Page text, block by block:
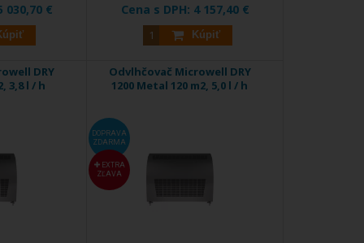
030,70 € Cena s DPH: 4 157,40 €
Kúpiť
DRY
3,8 l / h
Odvlhčovač Microwell DRY
1200 Metal 120 m2, 5,0 l / h
DOPRAVA
ZDARMA
EXTRA
ZĽAVA